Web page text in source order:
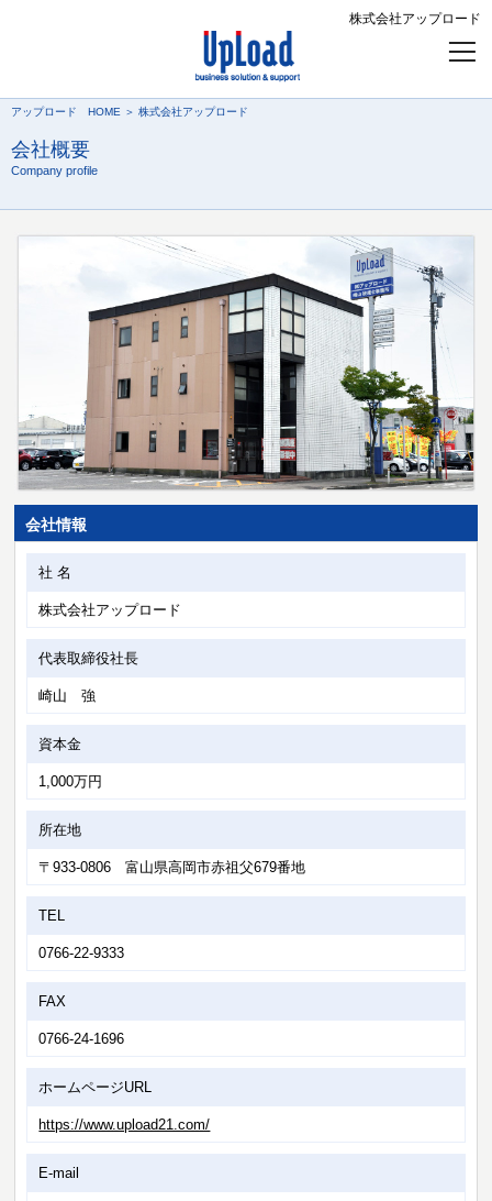
株式会社アップロード
アップロード HOME ＞ 株式会社アップロード
会社概要
Company profile
会社情報
社 名
株式会社アップロード
代表取締役社長
崎山 強
資本金
1,000万円
所在地
〒933-0806 富山県高岡市赤祖父679番地
TEL
0766-22-9333
FAX
0766-24-1696
ホームページURL
https://www.upload21.com/
E-mail